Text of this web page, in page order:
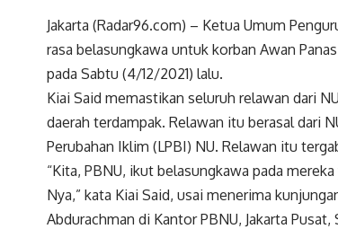
Jakarta (Radar96.com) – Ketua Umum
rasa belasungkawa untuk korban Awan
pada Sabtu (4/12/2021) lalu.
Kiai Said memastikan seluruh relawan dari
daerah terdampak. Relawan itu berasal dari
Perubahan Iklim (LPBI) NU. Relawan itu
“Kita, PBNU, ikut belasungkawa pada
Nya,” kata Kiai Said, usai menerima
Abdurachman di Kantor PBNU, Jakarta Pusat,